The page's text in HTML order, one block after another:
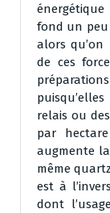
fond un peu
alors
de ces
relais ou
par
augmente
même
est à
dont